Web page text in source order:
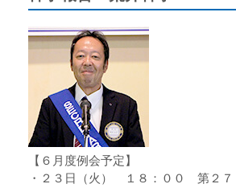
【６月度例会予定】
・２３日（火） １８：００ 第２